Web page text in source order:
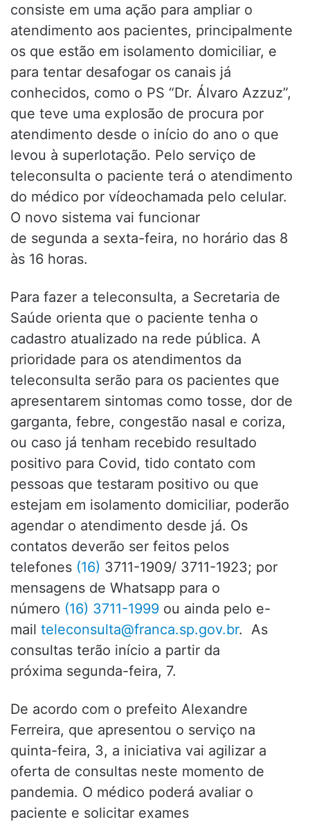
consiste em uma ação para ampliar o
atendimento aos pacientes, principalmente
os que estão em isolamento domiciliar, e
para tentar desafogar os canais já
conhecidos, como o PS “Dr. Álvaro Azzuz”,
que teve uma explosão de procura por
atendimento desde o início do ano o que
levou à superlotação. Pelo serviço de
teleconsulta o paciente terá o atendimento
do médico por vídeochamada pelo celular.
O novo sistema vai funcionar
de segunda a sexta-feira, no horário das 8
às 16 horas.
Para fazer a teleconsulta, a Secretaria de
Saúde orienta que o paciente tenha o
cadastro atualizado na rede pública. A
prioridade para os atendimentos da
teleconsulta serão para os pacientes que
apresentarem sintomas como tosse, dor de
garganta, febre, congestão nasal e coriza,
ou caso já tenham recebido resultado
positivo para Covid, tido contato com
pessoas que testaram positivo ou que
estejam em isolamento domiciliar, poderão
agendar o atendimento desde já. Os
contatos deverão ser feitos pelos
telefones (16) 3711-1909/ 3711-1923; por
mensagens de Whatsapp para o
número (16) 3711-1999 ou ainda pelo e-
mail teleconsulta@franca.sp.gov.br. As
consultas terão início a partir da
próxima segunda-feira, 7.
De acordo com o prefeito Alexandre
Ferreira, que apresentou o serviço na
quinta-feira, 3, a iniciativa vai agilizar a
oferta de consultas neste momento de
pandemia. O médico poderá avaliar o
paciente e solicitar exames